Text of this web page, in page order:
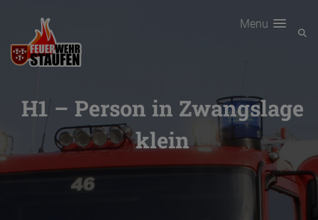
Menu
H1 – Person in Zwangslage
klein